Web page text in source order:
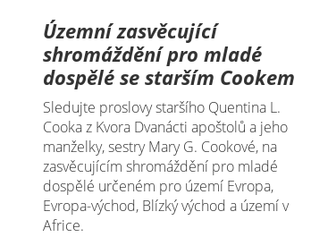
Územní zasvěcující
shromáždění pro mladé
dospělé se starším Cookem
Sledujte proslovy staršího Quentina L.
Cooka z Kvora Dvanácti apoštolů a jeho
manželky, sestry Mary G. Cookové, na
zasvěcujícím shromáždění pro mladé
dospělé určeném pro území Evropa,
Evropa-východ, Blízký východ a území v
Africe.